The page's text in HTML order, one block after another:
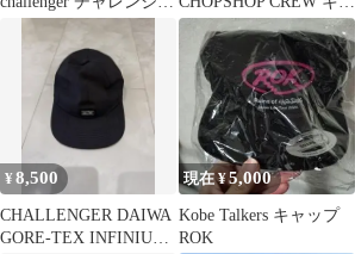
ップ ネイビー 新品
¥8,500
CHALLENGER DAIWA
GORE-TEX INFINIUM
現在 ¥5,000
Kobe Talkers キャップ
ROK